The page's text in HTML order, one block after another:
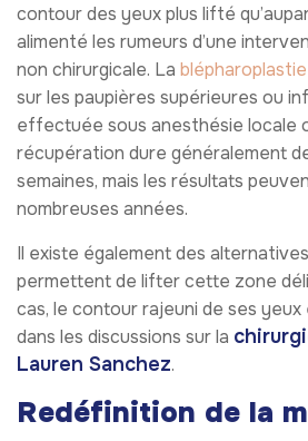
contour des yeux plus lifté
alimenté les rumeurs d’une
non chirurgicale. La blépharoplastie
sur les paupières supérieures ou
effectuée sous anesthésie locale
récupération dure généralement
semaines, mais les résultats
nombreuses années.
Il existe également des
permettent de lifter cette zone
cas, le contour rajeuni de ses
dans les discussions sur la
Lauren Sanchez.
Redéfinition de la